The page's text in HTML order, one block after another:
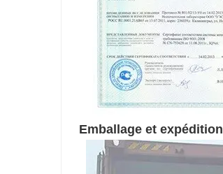
Emballage et expédition